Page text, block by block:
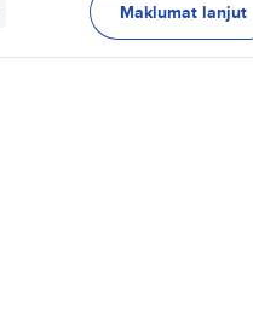
Maklumat lanjut